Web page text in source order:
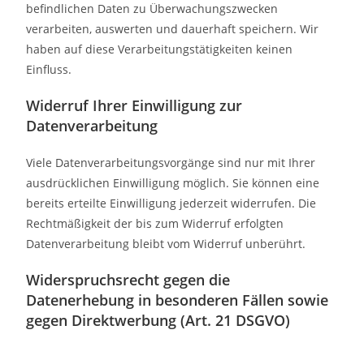
befindlichen Daten zu Überwachungszwecken
verarbeiten, auswerten und dauerhaft speichern. Wir
haben auf diese Verarbeitungstätigkeiten keinen
Einfluss.
Widerruf Ihrer Einwilligung zur
Datenverarbeitung
Viele Datenverarbeitungsvorgänge sind nur mit Ihrer
ausdrücklichen Einwilligung möglich. Sie können eine
bereits erteilte Einwilligung jederzeit widerrufen. Die
Rechtmäßigkeit der bis zum Widerruf erfolgten
Datenverarbeitung bleibt vom Widerruf unberührt.
Widerspruchsrecht gegen die
Datenerhebung in besonderen Fällen sowie
gegen Direktwerbung (Art. 21 DSGVO)